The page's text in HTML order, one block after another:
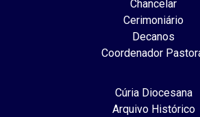
Chancelar
Cerimoniário
Decanos
Coordenador
Cúria Diocesana
Arquivo Histórico